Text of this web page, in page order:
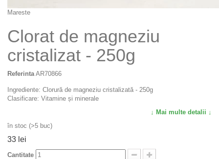
Mareste
Clorat de magneziu
cristalizat - 250g
Referinta AR70866
Ingrediente: Clorură de magneziu cristalizată - 250g
Clasificare: Vitamine și minerale
↓ Mai multe detalii ↓
în stoc (>5 buc)
33 lei
Cantitate